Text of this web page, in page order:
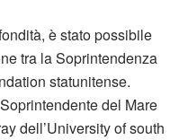
è stato possibile
tra la Soprintendenza
statunitense.
del Mare
dell’University of south